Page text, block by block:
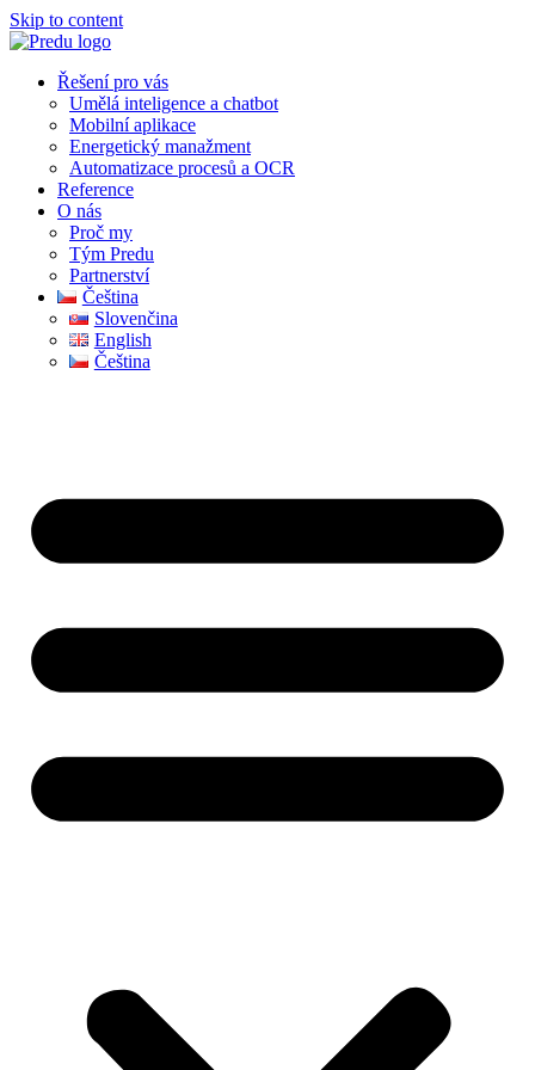
Skip to content
Řešení pro vás
Umělá inteligence a chatbot
Mobilní aplikace
Energetický manažment
Automatizace procesů a OCR
Reference
O nás
Proč my
Tým Predu
Partnerství
Čeština
Slovenčina
English
Čeština